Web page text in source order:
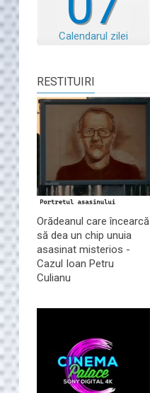
Calendarul zilei
RESTITUIRI
Orădeanul care încearcă
să dea un chip unuia
asasinat misterios -
Cazul Ioan Petru
Culianu